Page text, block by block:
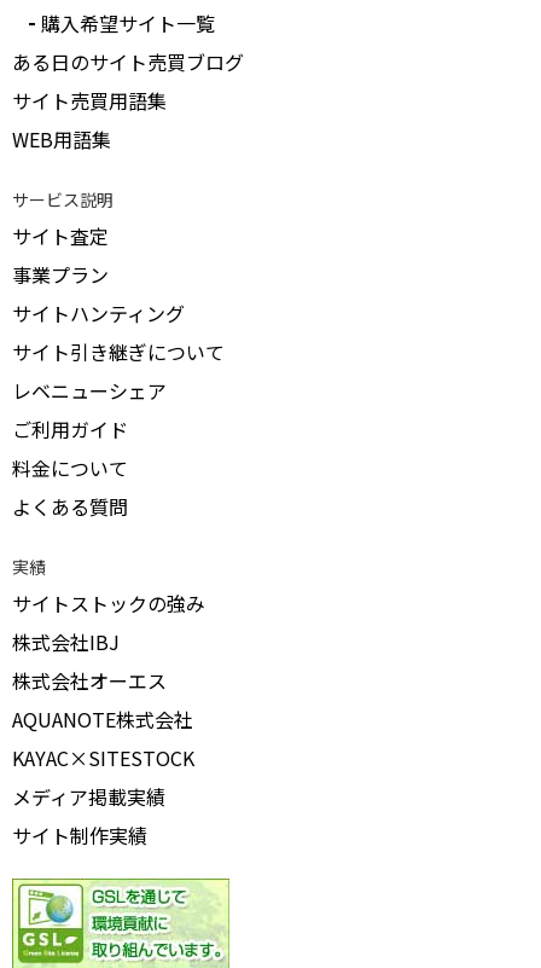
購入希望サイト一覧
ある日のサイト売買ブログ
サイト売買用語集
WEB用語集
サービス説明
サイト査定
事業プラン
サイトハンティング
サイト引き継ぎについて
レベニューシェア
ご利用ガイド
料金について
よくある質問
実績
サイトストックの強み
株式会社IBJ
株式会社オーエス
AQUANOTE株式会社
KAYAC×SITESTOCK
メディア掲載実績
サイト制作実績